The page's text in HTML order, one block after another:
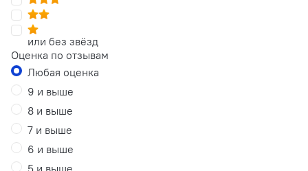
или без звёзд
Оценка по отзывам
Любая оценка
9 и выше
8 и выше
7 и выше
6 и выше
5 и выше